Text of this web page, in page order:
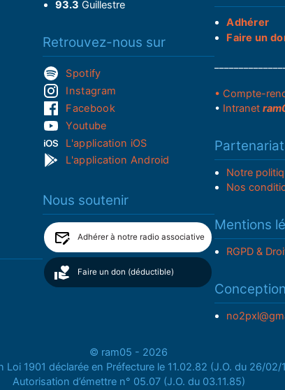
93.3 Guillestre
Retrouvez-nous sur
Spotify
Instagram
Facebook
Youtube
L'application iOS
L'application Android
Nous soutenir
Adhérer à notre radio associative
Faire un don (déductible)
Adhérer
Faire un
• Compte-
• Intranet
Notre
Nos
Mentions
RGPD &
© ram05 - 2026
Loi 1901 déclarée en Préfecture le 11.02.82 (J.O. du 26/02/
Autorisation d’émettre n° 05.07 (J.O. du 03.11.85)